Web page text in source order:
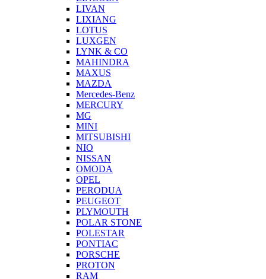
LIVAN
LIXIANG
LOTUS
LUXGEN
LYNK & CO
MAHINDRA
MAXUS
MAZDA
Mercedes-Benz
MERCURY
MG
MINI
MITSUBISHI
NIO
NISSAN
OMODA
OPEL
PERODUA
PEUGEOT
PLYMOUTH
POLAR STONE
POLESTAR
PONTIAC
PORSCHE
PROTON
RAM